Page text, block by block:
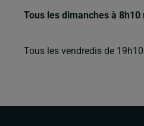
Tous les dimanches à
Tous les vendredis de